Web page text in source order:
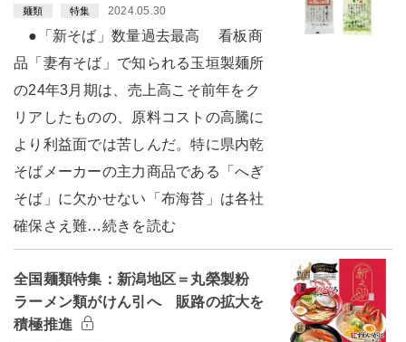
麺類 特集 2024.05.30
●「新そば」数量過去最高 看板商
品「妻有そば」で知られる玉垣製麺所
の24年3月期は、売上高こそ前年をク
リアしたものの、原料コストの高騰に
より利益面では苦しんだ。特に県内乾
そばメーカーの主力商品である「へぎ
そば」に欠かせない「布海苔」は各社
確保さえ難…続きを読む
全国麺類特集：新潟地区＝丸榮製粉
ラーメン類がけん引へ 販路の拡大を
積極推進